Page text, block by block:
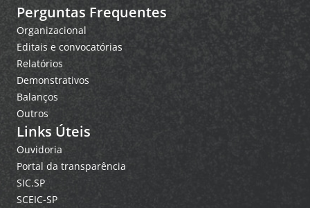
Perguntas Frequentes
Organizacional
Editais e convocatórias
Relatórios
Demonstrativos
Balanços
Outros
Links Úteis
Ouvidoria
Portal da transparência
SIC.SP
SCEIC-SP